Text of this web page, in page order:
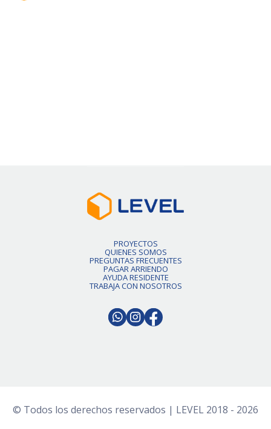
PROYECTOS
QUIENES SOMOS
PREGUNTAS FRECUENTES
PAGAR ARRIENDO
AYUDA RESIDENTE
TRABAJA CON NOSOTROS
© Todos los derechos reservados | LEVEL 2018 - 2026